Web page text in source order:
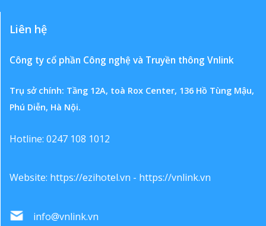
Liên hệ
Công ty cổ phần Công nghệ và Truyền thông Vnlink
Trụ sở chính: Tầng 12A, toà Rox Center, 136 Hồ Tùng Mậu,
Phú Diễn, Hà Nội.
Hotline: 0247 108 1012
Website: https://ezihotel.vn - https://vnlink.vn
info@vnlink.vn